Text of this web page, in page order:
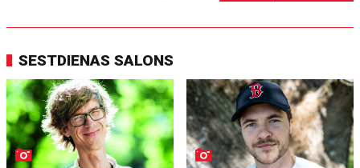
SESTDIENAS SALONS